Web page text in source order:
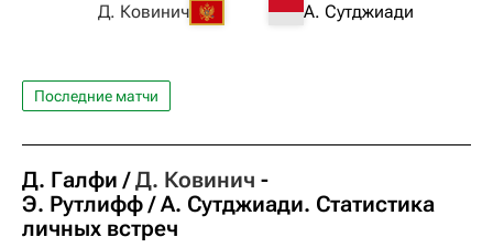
Д. Ковинич
А. Сутджиади
Последние матчи
Д. Галфи Д. Ковинич -
Э. Рутлифф
А. Сутджиади. Статистика
личных встреч